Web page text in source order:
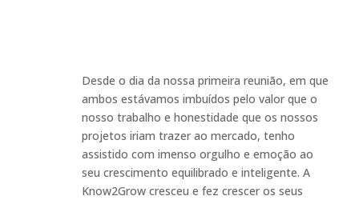
Desde o dia da nossa primeira reunião, em que
ambos estávamos imbuídos pelo valor que o
nosso trabalho e honestidade que os nossos
projetos iriam trazer ao mercado, tenho
assistido com imenso orgulho e emoção ao
seu crescimento equilibrado e inteligente. A
Know2Grow cresceu e fez crescer os seus